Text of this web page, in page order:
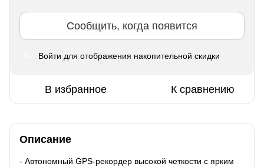
Сообщить, когда появится
Войти для отображения накопительной скидки
В избранное К сравнению
Описание
- Автономный GPS-рекордер высокой четкости с ярким